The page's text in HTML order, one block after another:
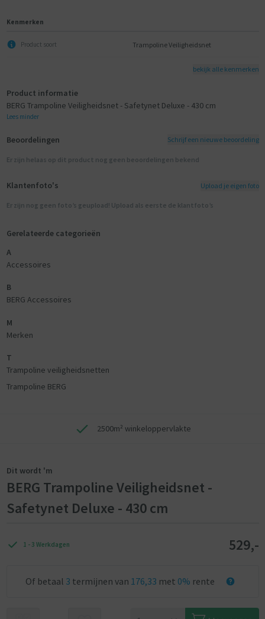
Kenmerken
Product soort Trampoline Veiligheidsnet
bekijk alle kenmerken
Product informatie
BERG Trampoline Veiligheidsnet - Safetynet Deluxe - 430 cm
Lees minder
Beoordelingen Schrijf een nieuwe beoordeling
Er zijn helaas op dit product nog geen beoordelingen bekend
Klantenfoto's Upload je eigen foto
Er zijn nog geen foto’s geupload! Upload als eerste de klantfoto’s
Gerelateerde categorieën
A
Accessoires
B
BERG Accessoires
M
Merken
T
Trampoline veiligheidsnetten
Trampoline BERG
2500m² winkeloppervlakte
Dit wordt 'm
BERG Trampoline Veiligheidsnet -
Safetynet Deluxe - 430 cm
1 - 3 Werkdagen 529,-
Of betaal 3 termijnen van 176,33 met 0% rente